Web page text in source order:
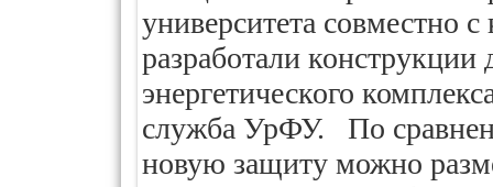
университета совместно
разработали
энергетического
служба УрФУ. По
новую защиту можно